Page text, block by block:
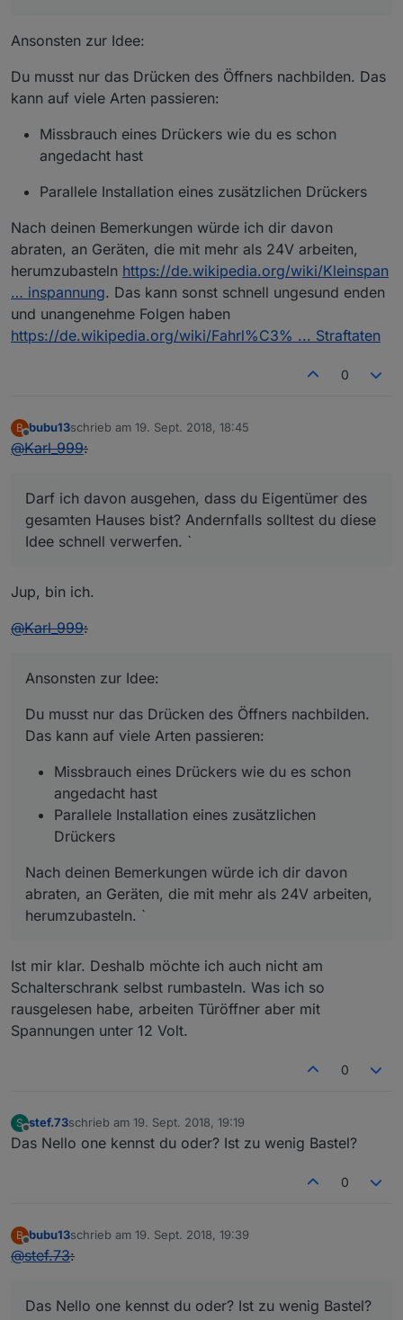
Ansonsten zur Idee:
Du musst nur das Drücken des Öffners nachbilden. Das
kann auf viele Arten passieren:
Missbrauch eines Drückers wie du es schon
angedacht hast
Parallele Installation eines zusätzlichen Drückers
Nach deinen Bemerkungen würde ich dir davon
abraten, an Geräten, die mit mehr als 24V arbeiten,
herumzubasteln https://de.wikipedia.org/wiki/Kleinspan
… inspannung. Das kann sonst schnell ungesund enden
und unangenehme Folgen haben
https://de.wikipedia.org/wiki/Fahrl%C3% ... Straftaten
0
B
Offline
bubu13schrieb am 19. Sept. 2018, 18:45
zuletzt editiert von
@Karl_999:
Darf ich davon ausgehen, dass du Eigentümer des
gesamten Hauses bist? Andernfalls solltest du diese
Idee schnell verwerfen. `
Jup, bin ich.
@Karl_999:
Ansonsten zur Idee:
Du musst nur das Drücken des Öffners nachbilden.
Das kann auf viele Arten passieren:
Missbrauch eines Drückers wie du es schon
angedacht hast
Parallele Installation eines zusätzlichen
Drückers
Nach deinen Bemerkungen würde ich dir davon
abraten, an Geräten, die mit mehr als 24V arbeiten,
herumzubasteln. `
Ist mir klar. Deshalb möchte ich auch nicht am
Schalterschrank selbst rumbasteln. Was ich so
rausgelesen habe, arbeiten Türöffner aber mit
Spannungen unter 12 Volt.
0
S
Offline
stef.73schrieb am 19. Sept. 2018, 19:19
zuletzt editiert von
Das Nello one kennst du oder? Ist zu wenig Bastel?
0
B
Offline
bubu13schrieb am 19. Sept. 2018, 19:39
zuletzt editiert von
@stef.73:
Das Nello one kennst du oder? Ist zu wenig Bastel?